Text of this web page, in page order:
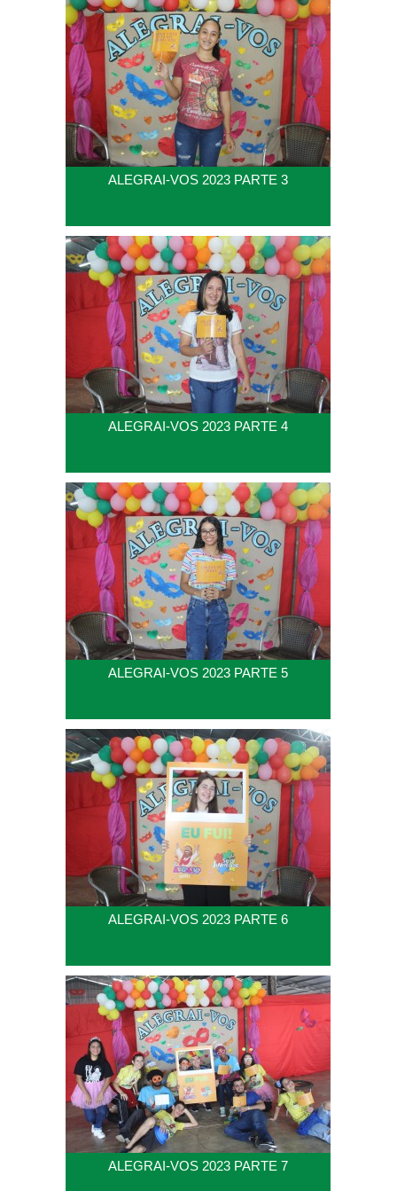
ALEGRAI-VOS 2023 PARTE 3
ALEGRAI-VOS 2023 PARTE 4
ALEGRAI-VOS 2023 PARTE 5
ALEGRAI-VOS 2023 PARTE 6
ALEGRAI-VOS 2023 PARTE 7